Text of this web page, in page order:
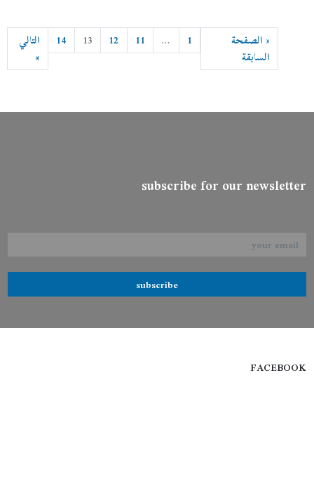
« الصفحة
السابقة
11
12
13
14
التالي
subscribe for our newsletter
subscribe
FACEBOOK